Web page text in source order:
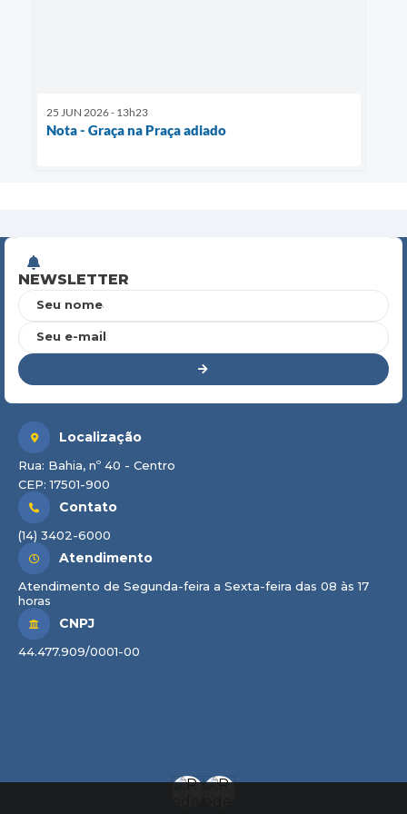
25 JUN 2026 - 13h23
Nota - Graça na Praça adiado
NEWSLETTER
Seu nome
Seu e-mail
Localização
Rua: Bahia, nº 40 - Centro
CEP: 17501-900
Contato
(14) 3402-6000
Atendimento
Atendimento de Segunda-feira a Sexta-feira das 08 às 17
horas
CNPJ
44.477.909/0001-00